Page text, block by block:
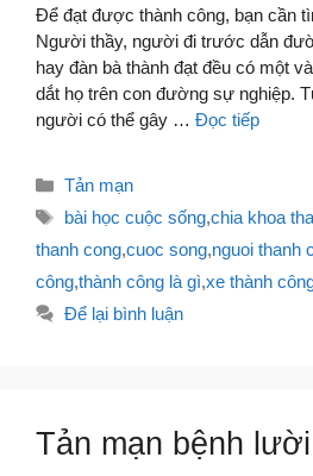
Để đạt được thành công, bạn cần
Người thầy, người đi trước dẫn
hay đàn bà thành đạt đều có một
dắt họ trên con đường sự nghiệp.
người có thể gây … Đọc tiếp
Danh
mục
Tản mạn
Thẻ
bài học cuộc sống,chia khoa
thanh cong,cuoc song,nguoi thanh
công,thành công là gì,xe thành
Để lại bình luận
Tản mạn bệnh lười